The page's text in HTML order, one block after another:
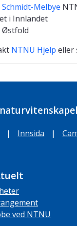
Melbye
i Innlandet
Østfold
NTNU Hjelp eller
| Innsida |
ved NTNU